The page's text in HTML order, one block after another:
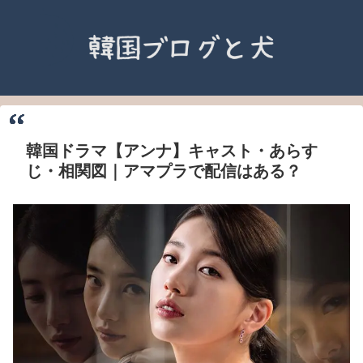
韓国ドラマ【アンナ】キャスト・あらす
じ・相関図｜アマプラで配信はある？